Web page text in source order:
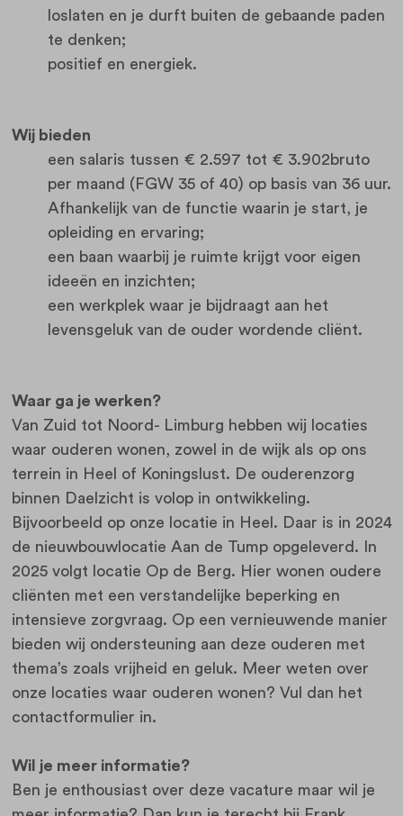
loslaten en je durft buiten de gebaande paden
te denken;
positief en energiek.
Wij bieden
een salaris tussen € 2.597 tot € 3.902bruto
per maand (FGW 35 of 40) op basis van 36 uur.
Afhankelijk van de functie waarin je start, je
opleiding en ervaring;
een baan waarbij je ruimte krijgt voor eigen
ideeën en inzichten;
een werkplek waar je bijdraagt aan het
levensgeluk van de ouder wordende cliënt.
Waar ga je werken?
Van Zuid tot Noord- Limburg hebben wij locaties
waar ouderen wonen, zowel in de wijk als op ons
terrein in Heel of Koningslust. De ouderenzorg
binnen Daelzicht is volop in ontwikkeling.
Bijvoorbeeld op onze locatie in Heel. Daar is in 2024
de nieuwbouwlocatie Aan de Tump opgeleverd. In
2025 volgt locatie Op de Berg. Hier wonen oudere
cliënten met een verstandelijke beperking en
intensieve zorgvraag. Op een vernieuwende manier
bieden wij ondersteuning aan deze ouderen met
thema’s zoals vrijheid en geluk. Meer weten over
onze locaties waar ouderen wonen? Vul dan het
contactformulier in.
Wil je meer informatie?
Ben je enthousiast over deze vacature maar wil je